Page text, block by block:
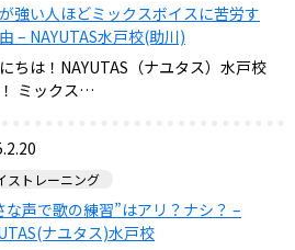
強い人ほどミックスボイスに苦労す
– NAYUTAS水戸校(助川)
ちは！NAYUTAS（ナユタス）水戸校
ミックス…
ストレーニング
な声で歌の練習”はアリ？ナシ？ –
ナユタス)水戸校